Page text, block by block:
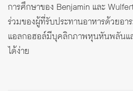
การศึกษาของ Benjamin และ
ร่วมของผู้ที่รับประทานอาหารด้วยอ
แอลกอฮอล์มีบุคลิกภาพหุนหันพลันแ
ได้ง่าย